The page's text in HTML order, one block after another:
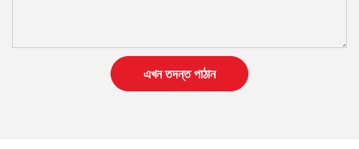
এখন তদন্ত পাঠান